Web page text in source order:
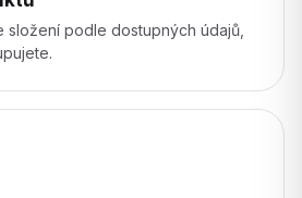
složení podle dostupných údajů,